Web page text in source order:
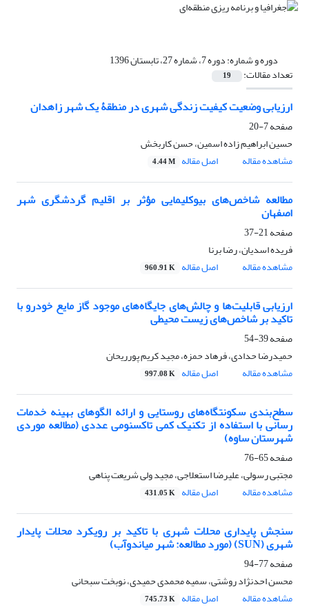
دوره و شماره:دوره 7، شماره 27، تابستان 1396
تعداد مقالات: 19
ارزیابی وضعیت کیفیت زندگی شهری در منطقۀ یک شهر زاهدان
صفحه7-20
حسین ابراهیم زاده اسمین، حسن کاربخش
مشاهده مقاله
اصل مقاله 4.44 M
مطالعه شاخص‌های بیوکلیمایی مؤثر بر اقلیم گردشگری شهر
اصفهان
صفحه21-37
فریده اسدیان، رضا برنا
مشاهده مقاله
اصل مقاله 960.91 K
ارزیابی قابلیت‌ها و چالش‌های جایگاه‌های موجود گاز مایع خودرو با
تاکید بر شاخص‌های زیست محیطی
صفحه39-54
حمیدرضا حدادی، فرهاد حمزه، مجید کریم پورریحان
مشاهده مقاله
اصل مقاله 997.08 K
سطح‌بندی سکونتگاه‌های روستایی و ارائه الگوهای بهینه خدمات
رسانی با استفاده از تکنیک کمی تاکسنومی عددی (مطالعه موردی
شهرستان ساوه)
صفحه65-76
مجتبی رسولی، علیرضا استعلاجی، مجید ولی شریعت پناهی
مشاهده مقاله
اصل مقاله 431.05 K
سنجش پایداری محلات شهری با تاکید بر رویکرد محلات پایدار
شهری (SUN) (مورد مطالعه: شهر میاندوآب)
صفحه77-94
محسن احدنژاد روشتی، سمیه محمدی حمیدی، نوبخت سبحانی
مشاهده مقاله
اصل مقاله 745.73 K